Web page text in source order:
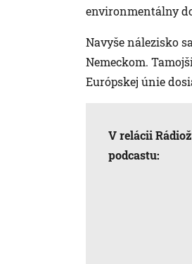
environmentálny
Navyše nálezisko
Nemeckom.
Európskej únie
V relácii
podcastu: